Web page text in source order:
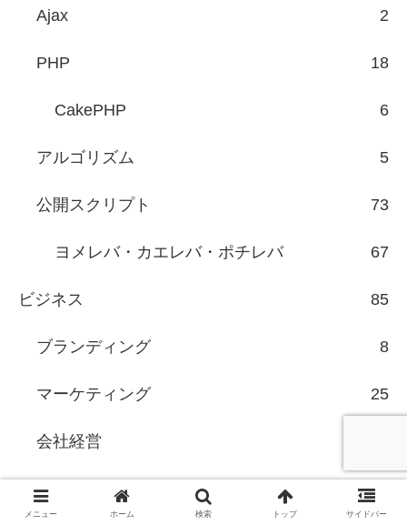
Ajax 2
PHP 18
CakePHP 6
アルゴリズム 5
公開スクリプト 73
ヨメレバ・カエレバ・ポチレバ 67
ビジネス 85
ブランディング 8
マーケティング 25
会社経営
手帳術 20
メニュー ホーム 検索 トップ サイドバー